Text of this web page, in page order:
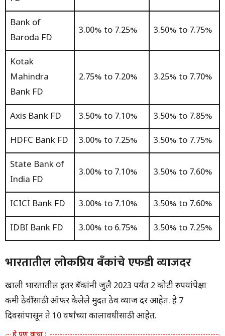
Bank of
Baroda FD
3.00% to 7.25% 3.50% to 7.75%
Kotak
Mahindra
Bank FD
2.75% to 7.20% 3.25% to 7.70%
Axis Bank FD 3.50% to 7.10% 3.50% to 7.85%
HDFC Bank FD 3.00% to 7.25% 3.50% to 7.75%
State Bank of
India FD
3.00% to 7.10% 3.50% to 7.60%
ICICI Bank FD 3.00% to 7.10% 3.50% to 7.60%
IDBI Bank FD 3.00% to 6.75% 3.50% to 7.25%
भारतातील लोकप्रिय बँकांचे एफडी व्याजदर
खाली भारतातील इतर बँकांनी जुलै 2023 पर्यंत 2 कोटी रुपयांपेक्षा
कमी ठेवींसाठी ऑफर केलेले मुदत ठेव व्याज दर आहेत. हे 7
दिवसांपासून ते 10 वर्षांच्या कालावधीसाठी आहेत.